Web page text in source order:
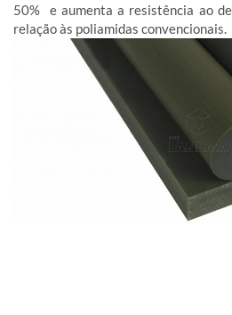
50% e aumenta a resistência ao
relação às poliamidas convencionais.